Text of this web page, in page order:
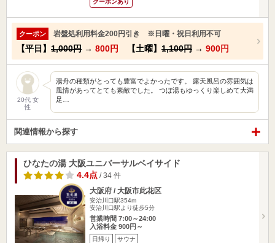
クーポンあり
クーポン 岩盤処利用料金200円引き ※日曜・祝日利用不可
【平日】 1,000円 → 800円 【土曜】 1,100円 → 900円
20代 女
性
湯舟の種類がとっても豊富でよかったです。 露天風呂の雰囲気は
風情があってとても素敵でした。 つぼ湯もゆっくり楽しめて大満
足…
関連情報から探す
ひなたの湯 大阪ユニバーサルベイサイド
4.4点 / 34 件
大阪府 / 大阪市此花区
安治川口駅354m
安治川口駅より徒歩5分
営業時間 7:00～24:00
入浴料金 900円～
日帰り サウナ